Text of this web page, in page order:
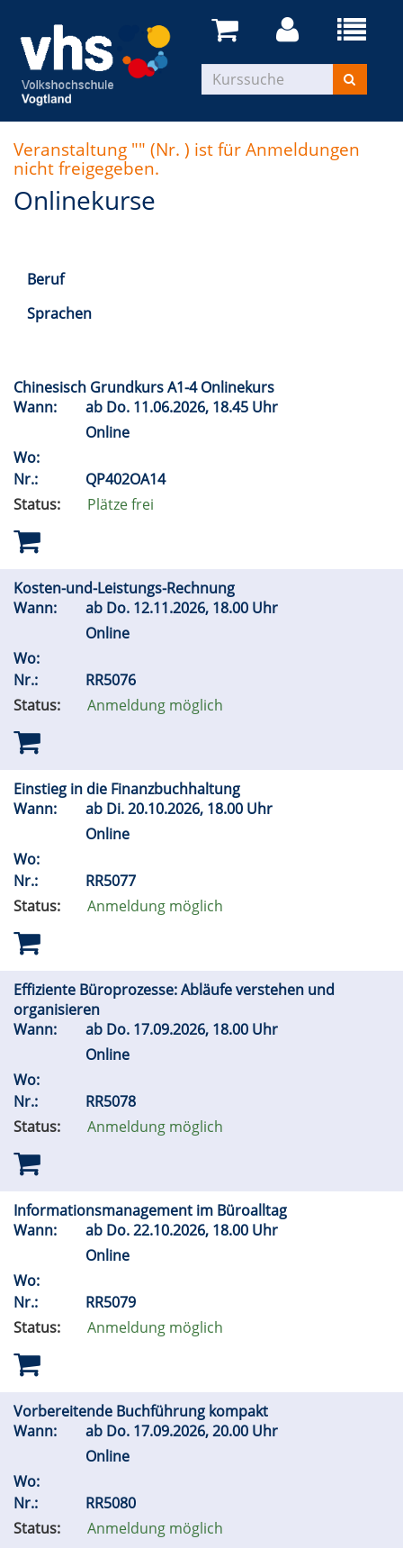
Veranstaltung "" (Nr. ) ist für Anmeldungen
nicht freigegeben.
Onlinekurse
Beruf
Sprachen
Chinesisch Grundkurs A1-4 Onlinekurs
Wann:
ab Do. 11.06.2026, 18.45 Uhr
Online
Wo:
Nr.:
QP402OA14
Status:
Plätze frei
Kosten-und-Leistungs-Rechnung
Wann:
ab Do. 12.11.2026, 18.00 Uhr
Online
Wo:
Nr.:
RR5076
Status:
Anmeldung möglich
Einstieg in die Finanzbuchhaltung
Wann:
ab Di.20.10.2026, 18.00 Uhr
Online
Wo:
Nr.:
RR5077
Status:
Anmeldung möglich
Effiziente Büroprozesse: Abläufe verstehen und
organisieren
Wann:
ab Do. 17.09.2026, 18.00 Uhr
Online
Wo:
Nr.:
RR5078
Status:
Anmeldung möglich
Informationsmanagement im Büroalltag
Wann:
ab Do.22.10.2026, 18.00 Uhr
Online
Wo:
Nr.:
RR5079
Status:
Anmeldung möglich
Vorbereitende Buchführung kompakt
Wann:
ab Do. 17.09.2026, 20.00 Uhr
Online
Wo:
Nr.:
RR5080
Status:
Anmeldung möglich